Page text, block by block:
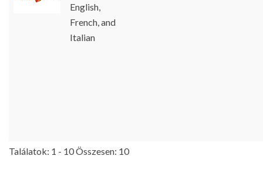
English,
French, and
Italian
Találatok: 1 - 10 Összesen: 10